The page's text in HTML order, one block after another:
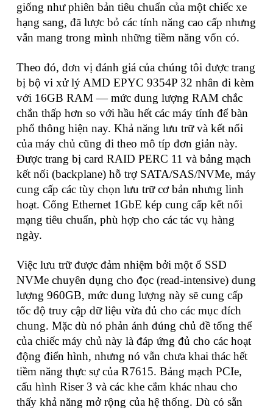
giống như phiên bản tiêu chuẩn của một chiếc xe
hạng sang, đã lược bỏ các tính năng cao cấp nhưng
vẫn mang trong mình những tiềm năng vốn có.
Theo đó, đơn vị đánh giá của chúng tôi được trang
bị bộ vi xử lý AMD EPYC 9354P 32 nhân đi kèm
với 16GB RAM — mức dung lượng RAM chắc
chắn thấp hơn so với hầu hết các máy tính để bàn
phổ thông hiện nay. Khả năng lưu trữ và kết nối
của máy chủ cũng đi theo mô típ đơn giản này.
Được trang bị card RAID PERC 11 và bảng mạch
kết nối (backplane) hỗ trợ SATA/SAS/NVMe, máy
cung cấp các tùy chọn lưu trữ cơ bản nhưng linh
hoạt. Cổng Ethernet 1GbE kép cung cấp kết nối
mạng tiêu chuẩn, phù hợp cho các tác vụ hàng
ngày.
Việc lưu trữ được đảm nhiệm bởi một ổ SSD
NVMe chuyên dụng cho đọc (read-intensive) dung
lượng 960GB, mức dung lượng này sẽ cung cấp
tốc độ truy cập dữ liệu vừa đủ cho các mục đích
chung. Mặc dù nó phản ánh đúng chủ đề tổng thể
của chiếc máy chủ này là đáp ứng đủ cho các hoạt
động điển hình, nhưng nó vẫn chưa khai thác hết
tiềm năng thực sự của R7615. Bảng mạch PCIe,
cấu hình Riser 3 và các khe cắm khác nhau cho
thấy khả năng mở rộng của hệ thống. Dù có sẵn